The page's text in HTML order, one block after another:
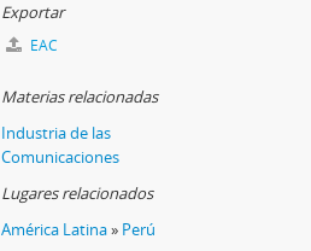
Exportar
EAC
Materias relacionadas
Industria de las
Comunicaciones
Lugares relacionados
América Latina» Perú